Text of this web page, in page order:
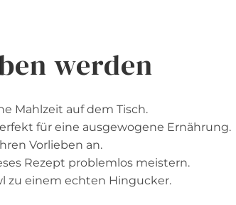
werden
Mahlzeit auf dem Tisch.
für eine ausgewogene Ernährung.
Vorlieben an.
Rezept problemlos meistern.
zu einem echten Hingucker.